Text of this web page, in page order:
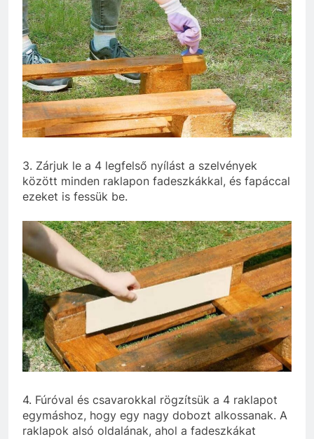
3. Zárjuk le a 4 legfelső nyílást a szelvények
között minden raklapon fadeszkákkal, és fapáccal
ezeket is fessük be.
4. Fúróval és csavarokkal rögzítsük a 4 raklapot
egymáshoz, hogy egy nagy dobozt alkossanak. A
raklapok alsó oldalának, ahol a fadeszkákat